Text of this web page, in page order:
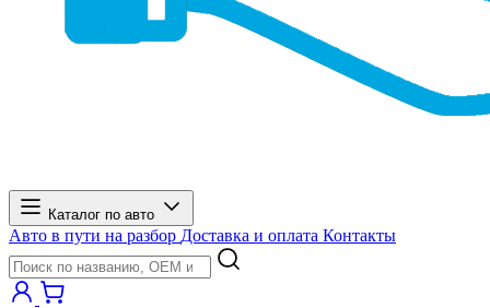
Каталог по авто
Авто в пути на разбор Доставка и оплата Контакты